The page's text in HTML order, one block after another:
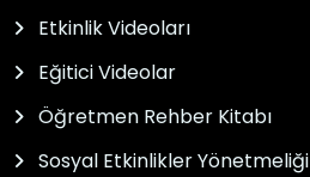
Etkinlik Videoları
Eğitici Videolar
Öğretmen Rehber Kitabı
Sosyal Etkinlikler Yönetmeliği